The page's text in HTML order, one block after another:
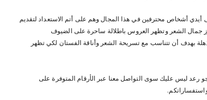
أشخاص محترفين في هذا المجال وهم على أتم الاستعداد لتقديم
الشعر وتظهر العروس باطلالة ساحرة على الضيوف
بهدف أن تتناسب مع تسريحة الشعر وأناقة الفستان لكي تظهر
رعد ليس عليك سوى التواصل معنا عبر الأرقام المتوفرة على